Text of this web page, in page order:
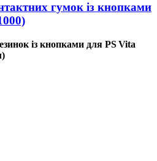
гумок із кнопками
із кнопками для PS Vita